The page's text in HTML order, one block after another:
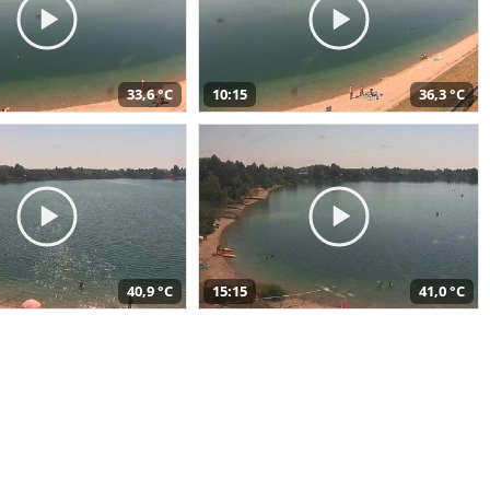
33,6 °C 10:15 36,3 °C
40,9 °C 15:15 41,0 °C